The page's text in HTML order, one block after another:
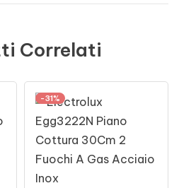
Correlati
-31%